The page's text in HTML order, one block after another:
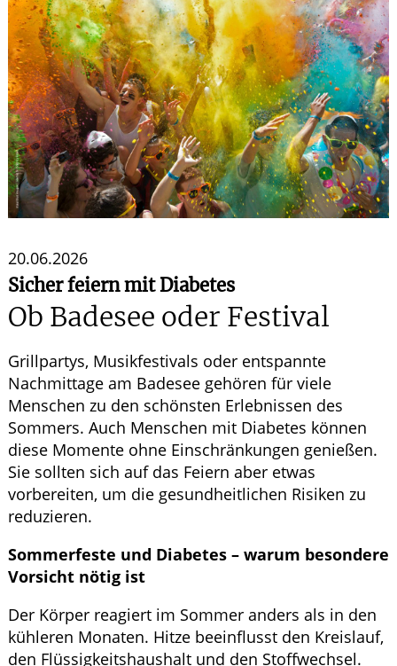
20.06.2026
Sicher feiern mit Diabetes
Ob Badesee oder Festival
Grillpartys, Musikfestivals oder entspannte
Nachmittage am Badesee gehören für viele
Menschen zu den schönsten Erlebnissen des
Sommers. Auch Menschen mit Diabetes können
diese Momente ohne Einschränkungen genießen.
Sie sollten sich auf das Feiern aber etwas
vorbereiten, um die gesundheitlichen Risiken zu
reduzieren.
Sommerfeste und Diabetes – warum besondere
Vorsicht nötig ist
Der Körper reagiert im Sommer anders als in den
kühleren Monaten. Hitze beeinflusst den Kreislauf,
den Flüssigkeitshaushalt und den Stoffwechsel.